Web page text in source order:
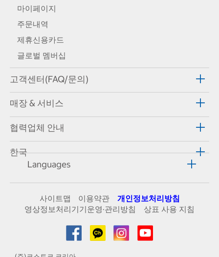
마이페이지
주문내역
제휴신용카드
글로벌 멤버십
고객센터(FAQ/문의)
매장 & 서비스
협력업체 안내
한국
Languages
사이트맵 이용약관
개인정보처리방침
영상정보처리기기운영·관리방침
상표 사용 지침